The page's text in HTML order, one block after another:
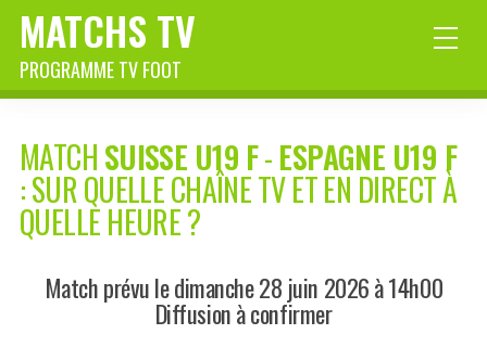
MATCHS TV
PROGRAMME TV FOOT
MATCHSUISSE U19 F-ESPAGNE U19 F
: SUR QUELLE CHAÎNE TV ET EN DIRECT À
QUELLE HEURE ?
Match prévu le dimanche 28 juin 2026 à 14h00
Diffusion à confirmer